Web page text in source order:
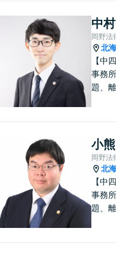
中
岡野法
北
【中
事務
題、
い！
小
岡野法
北
【中
事務
題、